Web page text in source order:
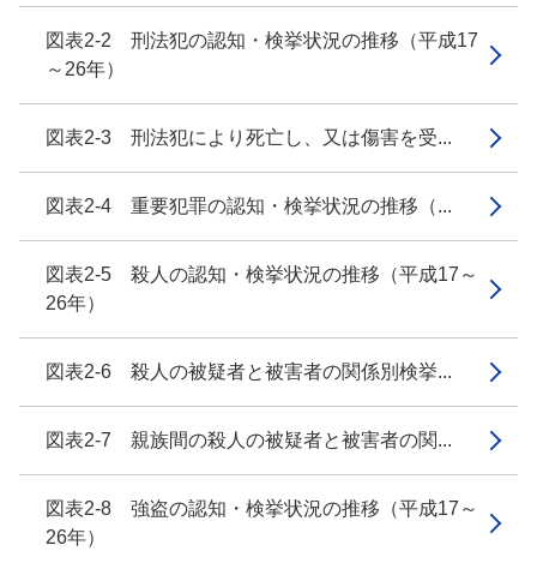
図表2-2 刑法犯の認知・検挙状況の推移（平成17
～26年）
図表2-3 刑法犯により死亡し、又は傷害を受...
図表2-4 重要犯罪の認知・検挙状況の推移（...
図表2-5 殺人の認知・検挙状況の推移（平成17～
26年）
図表2-6 殺人の被疑者と被害者の関係別検挙...
図表2-7 親族間の殺人の被疑者と被害者の関...
図表2-8 強盗の認知・検挙状況の推移（平成17～
26年）